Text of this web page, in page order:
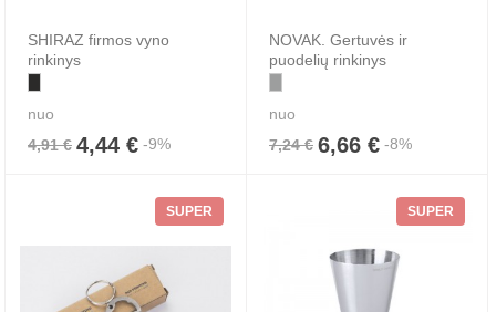
SHIRAZ firmos vyno
rinkinys
nuo
4,91 € 4,44 € -9%
NOVAK. Gertuvės ir
puodelių rinkinys
nuo
7,24 € 6,66 € -8%
SUPER SUPER